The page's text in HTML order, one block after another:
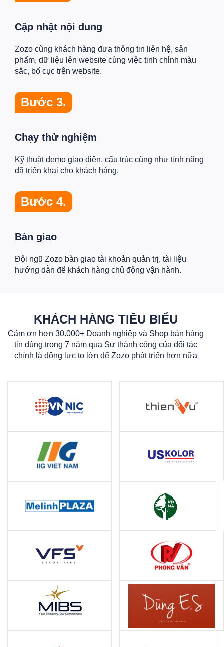
Cập nhật nội dung
Zozo cùng khách hàng đưa thông tin liên hệ, sản
phẩm, dữ liệu lên website cùng việc tinh chỉnh màu
sắc, bố cục trên website.
Bước 3.
Chạy thử nghiệm
Kỹ thuật demo giao diện, cấu trúc cũng như tính năng
đã triển khai cho khách hàng.
Bước 4.
Bàn giao
Đội ngũ Zozo bàn giao tài khoản quản trị, tài liệu
hướng dẫn để khách hàng chủ động vận hành.
KHÁCH HÀNG TIÊU BIỂU
Cảm ơn hơn 30.000+ Doanh nghiệp và Shop bán hàng
tin dùng trong 7 năm qua Sự thành công của đối tác
chính là động lực to lớn để Zozo phát triển hơn nữa